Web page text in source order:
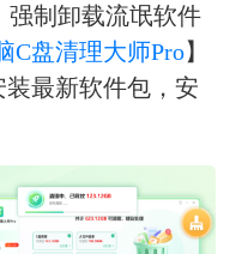
强制卸载流氓软件
C盘清理大师Pro】
最新软件包，安